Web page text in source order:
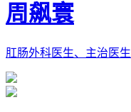
周飙寰
肛肠外科医生、主治医生